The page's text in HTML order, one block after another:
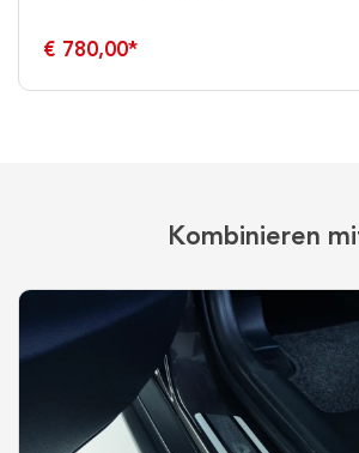
€ 780,00*
Kombinieren